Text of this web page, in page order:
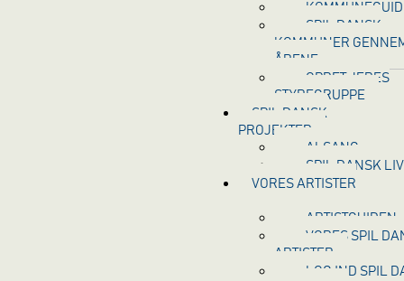
SPIL DANSK
KOMMUNER
ÅRENE
OPRET JERES
STYREGRUPPE
SPIL DANSK
PROJEKTER
ALSANG
SPIL DANSK
VORES ARTISTER
ARTISTGUIDEN
VORES SPIL
ARTISTER
LOG IND SPIL